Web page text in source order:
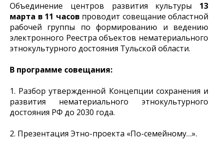
Объединение центров развития культуры 13
марта в 11 часов проводит совещание областной
рабочей группы по формированию и ведению
электронного Реестра объектов нематериального
этнокультурного достояния Тульской области.
В программе совещания:
1. Разбор утвержденной Концепции сохранения и
развития нематериального этнокультурного
достояния РФ до 2030 года.
2. Презентация Этно-проекта «По-семейному…».